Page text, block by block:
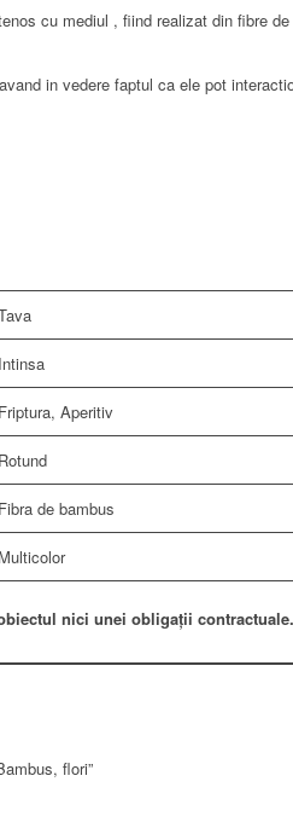
cu mediul , fiind realizat din fibre
in vedere faptul ca ele pot
Intinsa
Friptura, Aperitiv
Rotund
Fibra de bambus
Multicolor
nici unei obligații contractuale.
flori”